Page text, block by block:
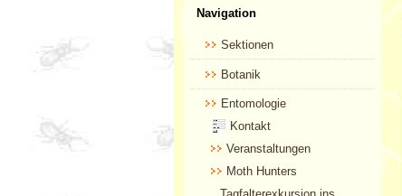
Benutzerspezifische
Navigation
Sektionen
Botanik
Entomologie
Kontakt
Veranstaltungen
Moth Hunters